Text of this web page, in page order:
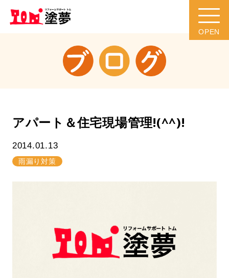
アパート＆住宅現場管理!(^^)!
2014.01.13
雨漏り対策